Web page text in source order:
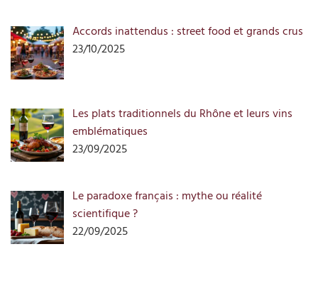
Accords inattendus : street food et grands crus
23/10/2025
Les plats traditionnels du Rhône et leurs vins
emblématiques
23/09/2025
Le paradoxe français : mythe ou réalité
scientifique ?
22/09/2025